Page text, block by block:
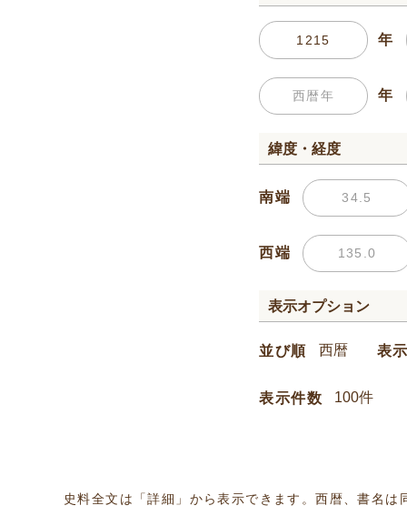
年
年
緯度・経度
南端
西端
表示オプション
並び順 表
表示件数
史料全文は「詳細」から表示できます。西暦、書名